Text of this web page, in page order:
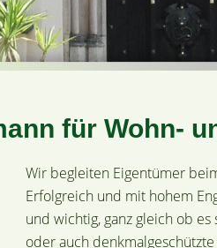
für Wohn-
Wir begleiten Eigentümer
Erfolgreich und mit hohem
und wichtig, ganz gleich ob
oder auch